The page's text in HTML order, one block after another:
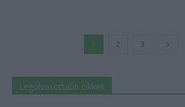
1 2 3
Legolvasottabb cikkek